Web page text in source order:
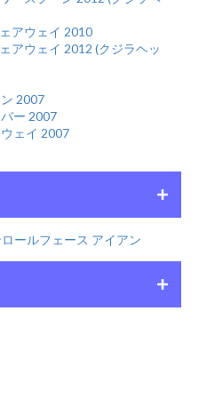
アウェイ 2010
アウェイ 2012 (クジラヘッ
2007
ー 2007
ェイ 2007
ールフェース アイアン